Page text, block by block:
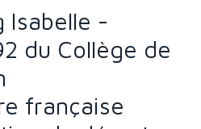
Isabelle -
du Collège de
française